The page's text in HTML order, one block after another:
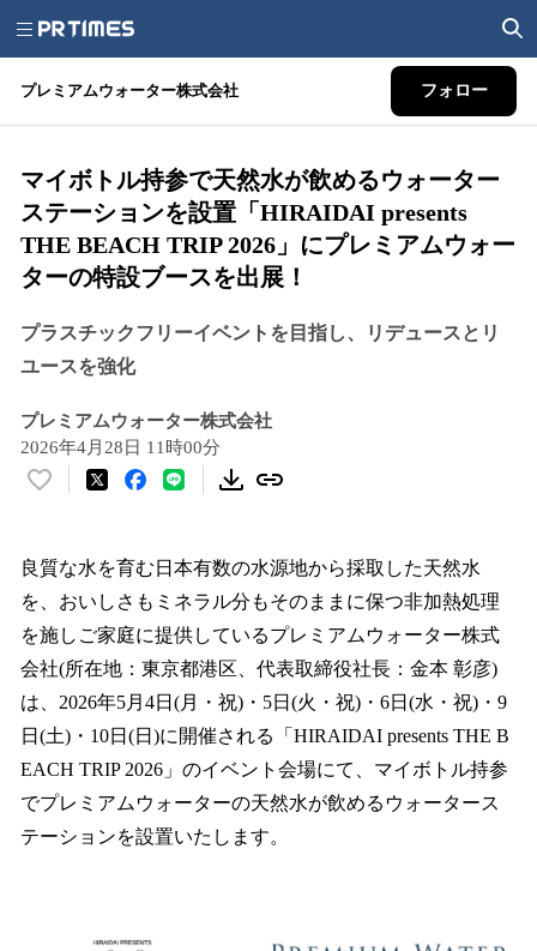
プレミアムウォーター株式会社 フォロー
マイボトル持参で天然水が飲めるウォーター
ステーションを設置「HIRAIDAI presents
THE BEACH TRIP 2026」にプレミアムウォー
ターの特設ブースを出展！
プラスチックフリーイベントを目指し、リデュースとリ
ユースを強化
プレミアムウォーター株式会社
2026年4月28日 11時00分
い
！
を
読
み
み
中
で
す
良質な水を育む日本有数の水源地から採取した天然水
を、おいしさもミネラル分もそのままに保つ非加熱処理
を施しご家庭に提供しているプレミアムウォーター株式
会社(所在地：東京都港区、代表取締役社長：金本 彰彦)
は、2026年5月4日(月・祝)・5日(火・祝)・6日(水・祝)・9
日(土)・10日(日)に開催される「HIRAIDAI presents THE B
EACH TRIP 2026」のイベント会場にて、マイボトル持参
でプレミアムウォーターの天然水が飲めるウォータース
テーションを設置いたします。